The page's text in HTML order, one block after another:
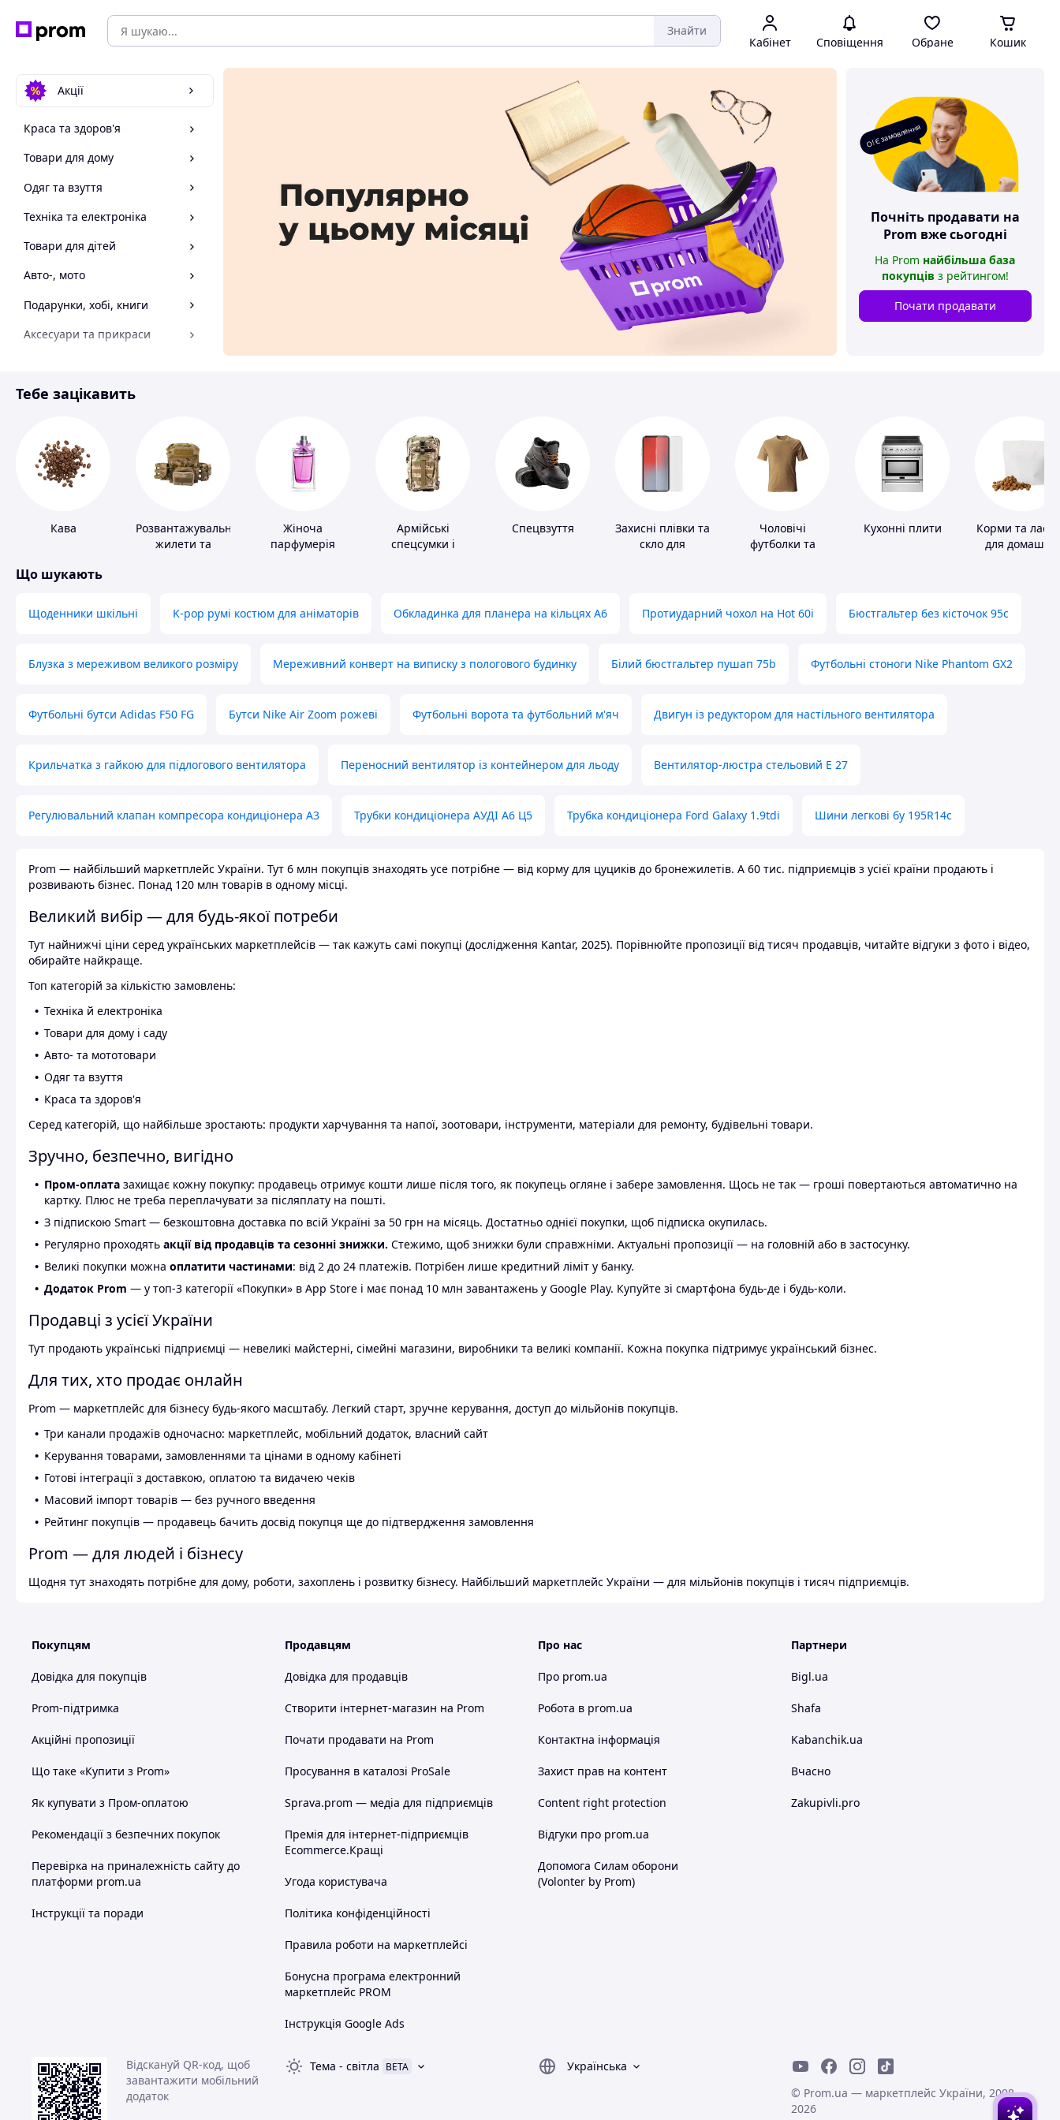
Знайти
Кабінет Сповіщення Обране Кошик
Акції
Краса та здоров'я
Товари для дому
Одяг та взуття
Техніка та електроніка
Товари для дітей
Авто-, мото
Подарунки, хобі, книги
Аксесуари та прикраси
Спорт і відпочинок
О! Є замовлення
Почніть продавати на
Prom вже сьогодні
На Prom найбільша база
покупців з рейтингом!
Почати продавати
Тебе зацікавить
Кава
Розвантажувальні
жилети та
Жіноча
парфумерія
Армійські
спецсумки і
Спецвзуття
Захисні плівки та
скло для
Чоловічі
футболки та
Кухонні плити
Корми та
для домашніх
Що шукають
Щоденники шкільні K-pop румі костюм для аніматорів Обкладинка для планера на кільцях А6 Протиударний чохол на Hot 60i Бюстгальтер без кісточок 95с
Блузка з мереживом великого розміру Мереживний конверт на виписку з пологового будинку Білий бюстгальтер пушап 75b Футбольні стоноги Nike Phantom GX2
Футбольні бутси Adidas F50 FG Бутси Nike Air Zoom рожеві Футбольні ворота та футбольний м'яч Двигун із редуктором для настільного вентилятора
Крильчатка з гайкою для підлогового вентилятора Переносний вентилятор із контейнером для льоду Вентилятор-люстра стельовий E 27
Регулювальний клапан компресора кондиціонера А3 Трубки кондиціонера АУДІ А6 Ц5 Трубка кондиціонера Ford Galaxy 1.9tdi Шини легкові бу 195R14c
Prom — найбільший маркетплейс України. Тут 6 млн покупців знаходять усе потрібне — від корму для цуциків до бронежилетів. А 60 тис. підприємців з усієї країни продають і
розвивають бізнес. Понад 120 млн товарів в одному місці.
Великий вибір — для будь-якої потреби
Тут найнижчі ціни серед українських маркетплейсів — так кажуть самі покупці (дослідження Kantar, 2025). Порівнюйте пропозиції від тисяч продавців, читайте відгуки з фото і відео,
обирайте найкраще.
Топ категорій за кількістю замовлень:
Техніка й електроніка
Товари для дому і саду
Авто- та мототовари
Одяг та взуття
Краса та здоров'я
Серед категорій, що найбільше зростають: продукти харчування та напої, зоотовари, інструменти, матеріали для ремонту, будівельні товари.
Зручно, безпечно, вигідно
Пром-оплата захищає кожну покупку: продавець отримує кошти лише після того, як покупець огляне і забере замовлення. Щось не так — гроші повертаються автоматично на
картку. Плюс не треба переплачувати за післяплату на пошті.
З підпискою Smart — безкоштовна доставка по всій Україні за 50 грн на місяць. Достатньо однієї покупки, щоб підписка окупилась.
Регулярно проходять акції від продавців та сезонні знижки. Стежимо, щоб знижки були справжніми. Актуальні пропозиції — на головній або в застосунку.
Великі покупки можна оплатити частинами: від 2 до 24 платежів. Потрібен лише кредитний ліміт у банку.
Додаток Prom — у топ-3 категорії «Покупки» в App Store і має понад 10 млн завантажень у Google Play. Купуйте зі смартфона будь-де і будь-коли.
Продавці з усієї України
Тут продають українські підприємці — невеликі майстерні, сімейні магазини, виробники та великі компанії. Кожна покупка підтримує український бізнес.
Для тих, хто продає онлайн
Prom — маркетплейс для бізнесу будь-якого масштабу. Легкий старт, зручне керування, доступ до мільйонів покупців.
Три канали продажів одночасно: маркетплейс, мобільний додаток, власний сайт
Керування товарами, замовленнями та цінами в одному кабінеті
Готові інтеграції з доставкою, оплатою та видачею чеків
Масовий імпорт товарів — без ручного введення
Рейтинг покупців — продавець бачить досвід покупця ще до підтвердження замовлення
Prom — для людей і бізнесу
Щодня тут знаходять потрібне для дому, роботи, захоплень і розвитку бізнесу. Найбільший маркетплейс України — для мільйонів покупців і тисяч підприємців.
Покупцям
Довідка для покупців
Prom-підтримка
Акційні пропозиції
Що таке «Купити з Prom»
Як купувати з Пром-оплатою
Рекомендації з безпечних покупок
Перевірка на приналежність сайту до
платформи prom.ua
Інструкції та поради
Продавцям
Довідка для продавців
Створити інтернет-магазин на Prom
Почати продавати на Prom
Просування в каталозі ProSale
Sprava.prom — медіа для підприємців
Премія для інтернет-підприємців
Ecommerce.Кращі
Угода користувача
Політика конфіденційності
Правила роботи на маркетплейсі
Бонусна програма електронний
маркетплейс PROM
Інструкція Google Ads
Про нас
Про prom.ua
Робота в prom.ua
Контактна інформація
Захист прав на контент
Content right protection
Відгуки про prom.ua
Допомога Силам оборони
(Volonter by Prom)
Партнери
Bigl.ua
Shafa
Kabanchik.ua
Вчасно
Zakupivli.pro
Відскануй QR-код, щоб
завантажити мобільний
додаток
Тема - світла BETA
Українська
© Prom.ua — маркетплейс України, 2008-
2026